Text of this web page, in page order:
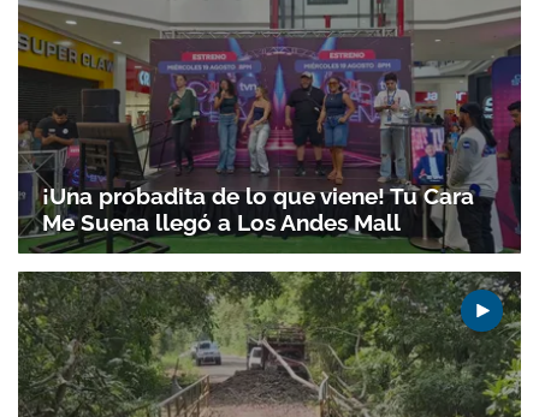
¡Una probadita de lo que viene! Tu Cara
Me Suena llegó a Los Andes Mall